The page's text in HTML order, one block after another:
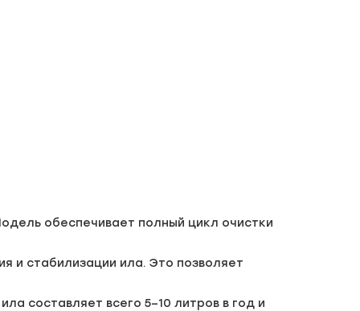
обеспечивает полный цикл очистки
и стабилизации ила. Это позволяет
составляет всего 5–10 литров в год и